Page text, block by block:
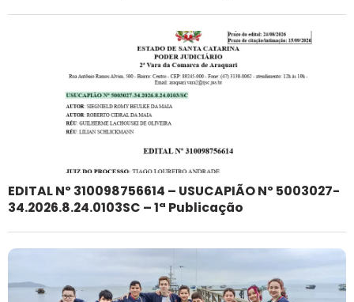
EDITAL Nº 310098756614 – USUCAPIÃO Nº 5003027-
34.2026.8.24.0103SC – 1ª Publicação